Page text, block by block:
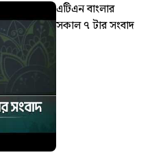
এটিএন বাংলার
সকাল ৭ টার সংবাদ